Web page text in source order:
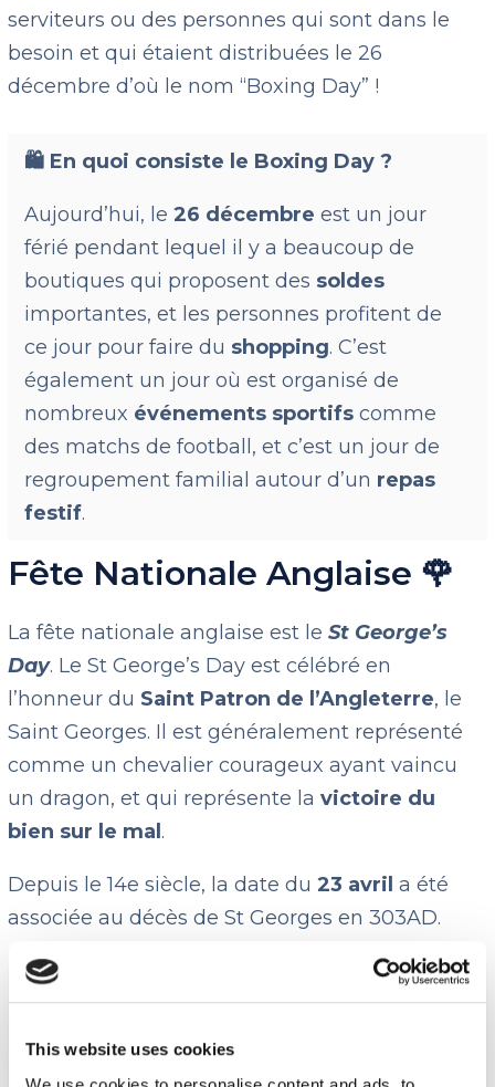
This website uses cookies
serviteurs ou des personnes qui sont dans le
besoin et qui étaient distribuées le 26
décembre d’où le nom “Boxing Day” !
🛍️ En quoi consiste le Boxing Day ?
Aujourd’hui, le26 décembre est un jour
férié pendant lequel il y a beaucoup de
boutiques qui proposent des soldes
importantes, et les personnes profitent de
ce jour pour faire du shopping. C’est
également un jour où est organisé de
nombreux événements sportifs comme
des matchs de football, et c’est un jour de
regroupement familial autour d’un repas
festif.
Fête Nationale Anglaise 🌹
La fête nationale anglaise est leSt George’s
Day. Le St George’s Day est célébré en
l’honneur du Saint Patron de l’Angleterre, le
Saint Georges. Il est généralement représenté
comme un chevalier courageux ayant vaincu
un dragon, et qui représente la victoire du
bien sur le mal .
Depuis le 14e siècle, la date du23 avril a été
associée au décès de St Georges en 303AD.
🎉 En quoi consiste la fête nationale ?
Même si la fête nationale n’est pas autant
célébrée que les fêtes du St Patrick’s day en